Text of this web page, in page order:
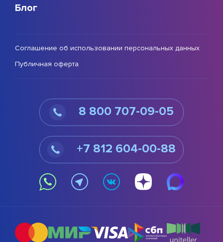
Блог
Соглашение об использовании персональных данных
Публичная оферта
8 800 707-09-05
+7 812 604-00-88